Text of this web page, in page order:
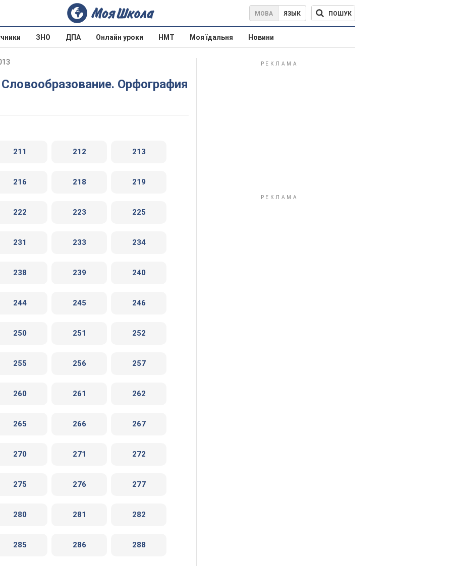
МОВА ЯЗЫК ПОШУК
ЗНО ДПА Онлайн уроки НМТ Моя їдальня Новини
Словообразование. Орфография
211 212 213
216 218 219
222 223 225
231 233 234
238 239 240
244 245 246
250 251 252
255 256 257
260 261 262
265 266 267
270 271 272
275 276 277
280 281 282
285 286 288